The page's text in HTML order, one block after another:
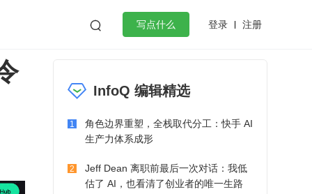
 写点什么 登录 注册
作
微服务架构 flutter
InfoQ 编辑精选
1
角色边界重塑，全栈取代分工：快手 AI
生产力体系成形
2
Jeff Dean 离职前最后一次对话：我低
估了 AI，也看清了创业者的唯一生路